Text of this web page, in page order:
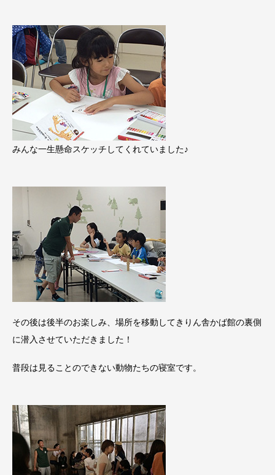
みんな一生懸命スケッチしてくれていました♪
その後は後半のお楽しみ、場所を移動してきりん舎かば館の裏側
に潜入させていただきました！
普段は見ることのできない動物たちの寝室です。